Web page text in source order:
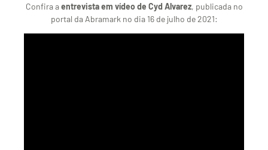
Confira aentrevista em vídeo de Cyd Alvarez, publicada no
portal da Abramark no dia 16 de julho de 2021: